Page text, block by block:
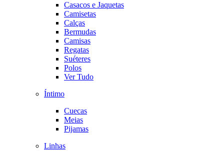
Casacos e Jaquetas
Camisetas
Calças
Bermudas
Camisas
Regatas
Suéteres
Polos
Ver Tudo
Íntimo
Cuecas
Meias
Pijamas
Linhas